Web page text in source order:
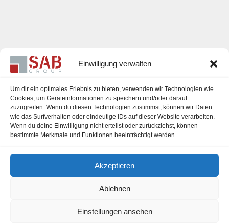
Einwilligung verwalten
Um dir ein optimales Erlebnis zu bieten, verwenden wir Technologien wie
Cookies, um Geräteinformationen zu speichern und/oder darauf
zuzugreifen. Wenn du diesen Technologien zustimmst, können wir Daten
wie das Surfverhalten oder eindeutige IDs auf dieser Website verarbeiten.
Wenn du deine Einwilligung nicht erteilst oder zurückziehst, können
bestimmte Merkmale und Funktionen beeinträchtigt werden.
Akzeptieren
Ablehnen
Einstellungen ansehen
Karriere
Impressum
Datenschutzerklärung
Cookie-Richtlinie (EU)
office@sab-group.com